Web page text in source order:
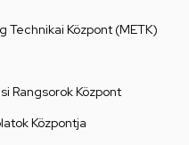
Központ (METK)
Rangsorok Központ
Központja